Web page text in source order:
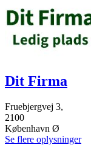
Dit Firma
Fruebjergvej 3,
2100
København Ø
Se flere oplysninger